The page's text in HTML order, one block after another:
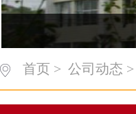
首页 > 公司动态 >